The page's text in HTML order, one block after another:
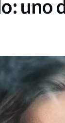
uno